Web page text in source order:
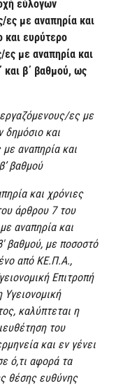
εύλογων
με αναπηρία και
και ευρύτερο
ες με αναπηρία και
και β΄ βαθμού, ως
ες με
δημόσιο και
αναπηρία και
βαθμού
και χρόνιες
άρθρου 7 του
αναπηρία και
βαθμού, με ποσοστό
από ΚΕ.Π.Α.,
Επιτροπή
καλύπτεται η
του
και εν γένει
ό,τι αφορά τα
θέσης ευθύνης